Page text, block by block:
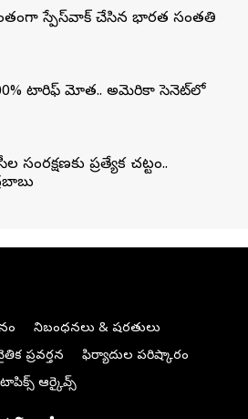
స్పేస్‌వాక్‌ చేసిన భారత సంతతి
టారిఫ్‌ మోత.. అమెరికా సెనెట్‌లో
సంరక్షణకు ప్రత్యేక చట్టం..
నిబంధనలు & షరతులు
ప్రవర్తన
ఫిర్యాదుల పరిష్కారం
టాపిక్స్ ఆర్కైవ్స్